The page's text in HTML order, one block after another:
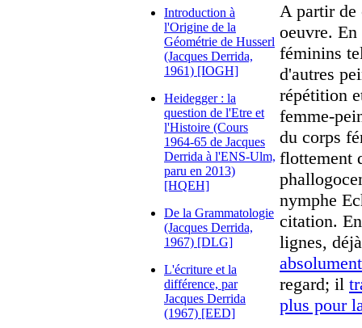
Introduction à
l'Origine de la
Géométrie de Husserl
(Jacques Derrida,
1961) [IOGH]
Heidegger : la
question de l'Etre et
l'Histoire (Cours
1964-65 de Jacques
Derrida à l'ENS-Ulm,
paru en 2013)
[HQEH]
De la Grammatologie
(Jacques Derrida,
1967) [DLG]
L'écriture et la
différence, par
Jacques Derrida
(1967) [EED]
A partir de
oeuvre.
féminins
d'autres
répétition
femme-
du corps
flottement
nymphe
citation.
lignes,
regard; il
plus pour